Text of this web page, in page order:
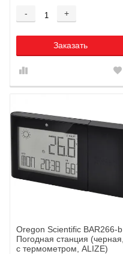
- +
Заказать
Oregon Scientific BAR266-b
Погодная станция (черная,
с термометром, ALIZE)